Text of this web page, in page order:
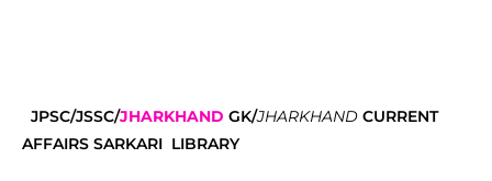
JPSC/JSSC/JHARKHAND GK/JHARKHAND CURRENT
AFFAIRS SARKARI LIBRARY